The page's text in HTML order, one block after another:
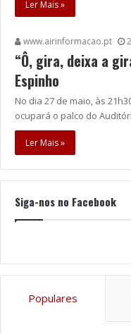
Ler Mais »
www.airinformacao.pt
“Ô, gira, deixa a
Espinho
No dia 27 de maio, às
ocupará o palco do
Ler Mais »
Siga-nos no Facebook
Populares